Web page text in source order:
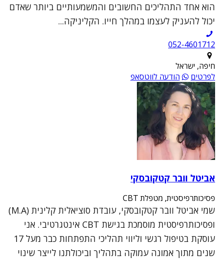
הוא אחד התהליכים החשובים והמשמעותיים ביותר שאדם
יכול להעניק לעצמו במהלך חייו. הקליניקה...
052-4601712
חיפה, ישראל
לפרטים
הודעה לווטסאפ
אביטל וובר קטקובסקי
פסיכותרפיסטית, מטפלת CBT
שמי אביטל וובר קטקובסקי, עובדת סוציאלית קלינית (M.A)
ופסיכותרפיסטית מוסמכת בגישת CBT אינטגרטיבי. אני
עוסקת בטיפול רגשי וליווי תהליכי התפתחות כבר מעל 17
שנים מתוך אמונה עמוקה בתהליך וביכולתנו לייצר שינוי